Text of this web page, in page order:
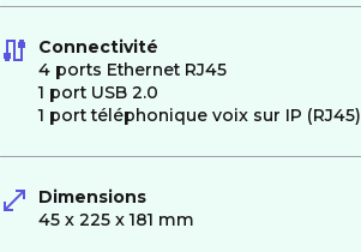
Connectivité
4 ports Ethernet RJ45
1 port USB 2.0
1 port téléphonique voix sur IP (RJ45)
Dimensions
45 x 225 x 181 mm